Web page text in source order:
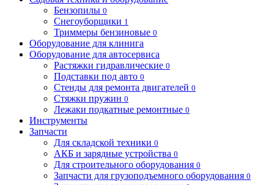
Бензопилы 0
Снегоуборщики 1
Триммеры бензиновые 0
Оборудование для клинига
Оборудование для автосервиса
Растяжки гидравлические 0
Подставки под авто 0
Стенды для ремонта двигателей 0
Стяжки пружин 0
Лежаки подкатные ремонтные 0
Инструменты
Запчасти
Для складской техники 0
АКБ и зарядные устройства 0
Для строительного оборудования 0
Запчасти для грузоподъемного оборудования 0